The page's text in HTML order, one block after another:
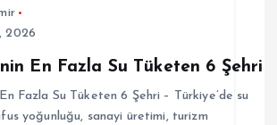
2026
En Fazla Su Tüketen 6 Şehri
Fazla Su Tüketen 6 Şehri – Türkiye’de su
yoğunluğu, sanayi üretimi, turizm